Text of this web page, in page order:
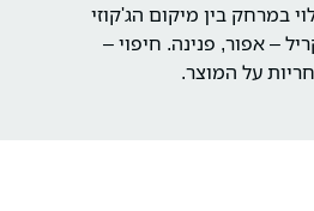
בין מיקום הג'קוזי
– אפור, פנינה. חיפוי –
על המוצר.